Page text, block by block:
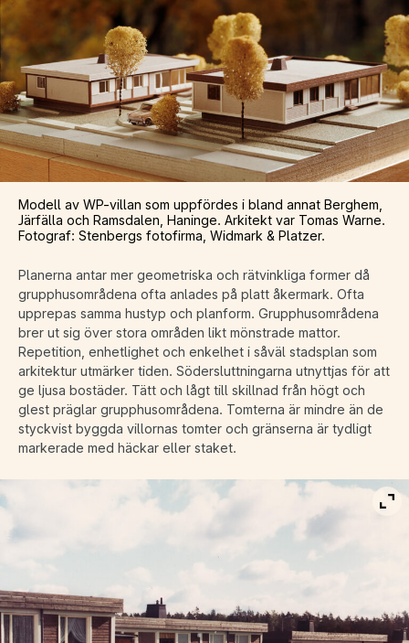
Modell av WP-villan som uppfördes i bland annat Berghem,
Järfälla och Ramsdalen, Haninge. Arkitekt var Tomas Warne.
Fotograf: Stenbergs fotofirma, Widmark & Platzer.
Planerna antar mer geometriska och rätvinkliga former då
grupphusområdena ofta anlades på platt åkermark. Ofta
upprepas samma hustyp och planform. Grupphusområdena
brer ut sig över stora områden likt mönstrade mattor.
Repetition, enhetlighet och enkelhet i såväl stadsplan som
arkitektur utmärker tiden. Södersluttningarna utnyttjas för att
ge ljusa bostäder. Tätt och lågt till skillnad från högt och
glest präglar grupphusområdena. Tomterna är mindre än de
styckvist byggda villornas tomter och gränserna är tydligt
markerade med häckar eller staket.